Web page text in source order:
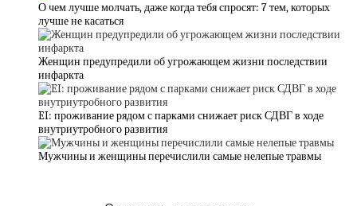
О чем лучше молчать, даже когда тебя спросят: 7 тем, которых
лучше не касаться
Женщин предупредили об угрожающем жизни последствии
инфаркта
EI: проживание рядом с парками снижает риск СДВГ в ходе
внутриутробного развития
Мужчины и женщины перечислили самые нелепые травмы